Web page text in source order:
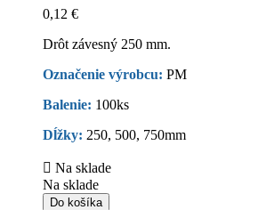
0,12 €
Drôt závesný 250 mm.
Označenie výrobcu: PM
Balenie: 100ks
Dĺžky: 250, 500, 750mm
 Na sklade
Na sklade
Do košíka